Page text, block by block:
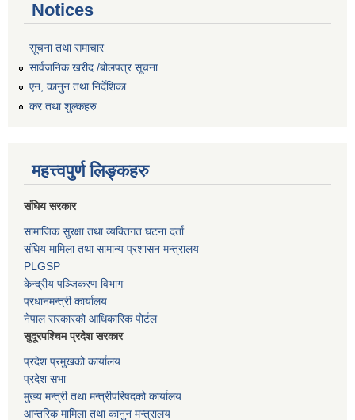
Notices
सूचना तथा समाचार
सार्वजनिक खरीद /बोलपत्र सूचना
एन, कानुन तथा निर्देशिका
कर तथा शुल्कहरु
महत्त्वपुर्ण लिङ्कहरु
संघिय सरकार
सामाजिक सुरक्षा तथा व्यक्तिगत घटना दर्ता
संघिय मामिला तथा सामान्य प्रशासन मन्त्रालय
PLGSP
केन्द्रीय पञ्जिकरण विभाग
प्रधानमन्त्री कार्यालय
नेपाल सरकारको आधिकारिक पोर्टल
सुदूरपश्चिम प्रदेश सरकार
प्रदेश प्रमुखको कार्यालय
प्रदेश सभा
मुख्य मन्त्री तथा मन्त्रीपरिषदको कार्यालय
आन्तरिक मामिला तथा कानुन मन्त्रालय